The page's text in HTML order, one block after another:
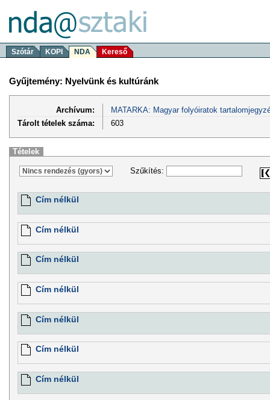
Szótár KOPI NDA Kereső
Gyűjtemény: Nyelvünk és kultúránk
Archívum:
MATARKA: Magyar folyóiratok
Tárolt tételek száma:
603
Tételek
Szűkítés:
Cím nélkül
Cím nélkül
Cím nélkül
Cím nélkül
Cím nélkül
Cím nélkül
Cím nélkül